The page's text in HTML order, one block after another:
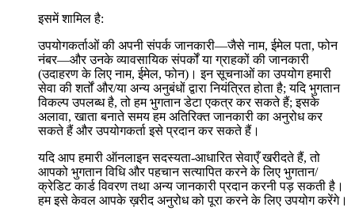
इसमें शामिल है:
उपयोगकर्ताओं की अपनी संपर्क जानकारी—जैसे नाम, ईमेल पता, फोन
नंबर—और उनके व्यावसायिक संपर्कों या ग्राहकों की जानकारी
(उदाहरण के लिए नाम, ईमेल, फोन)। इन सूचनाओं का उपयोग हमारी
सेवा की शर्तों और/या अन्य अनुबंधों द्वारा नियंत्रित होता है; यदि भुगतान
विकल्प उपलब्ध है, तो हम भुगतान डेटा एकत्र कर सकते हैं; इसके
अलावा, खाता बनाते समय हम अतिरिक्त जानकारी का अनुरोध कर
सकते हैं और उपयोगकर्ता इसे प्रदान कर सकते हैं।
यदि आप हमारी ऑनलाइन सदस्यता-आधारित सेवाएँ खरीदते हैं, तो
आपको भुगतान विधि और पहचान सत्यापित करने के लिए भुगतान/
क्रेडिट कार्ड विवरण तथा अन्य जानकारी प्रदान करनी पड़ सकती है।
हम इसे केवल आपके ख़रीद अनुरोध को पूरा करने के लिए उपयोग करेंगे।